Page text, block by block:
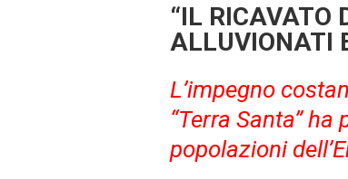
“IL RICAVATO
ALLUVIONATI
L’impegno
“Terra Santa”
popolazioni